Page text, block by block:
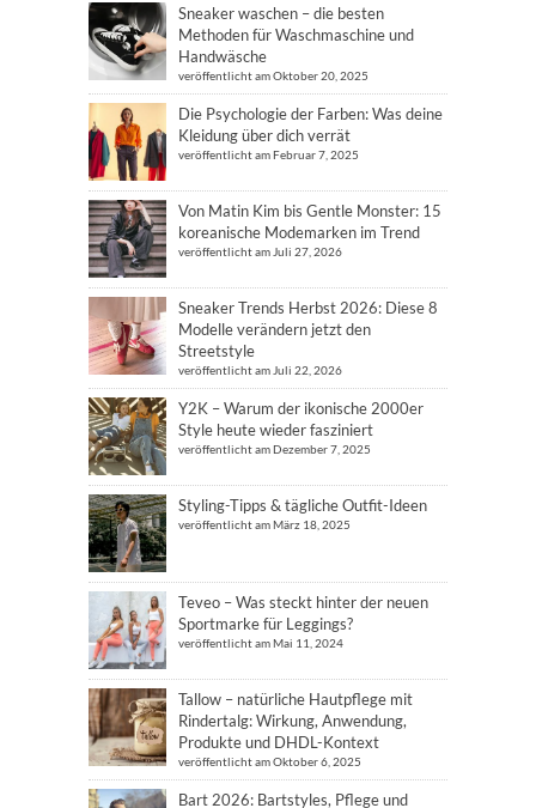
Sneaker waschen – die besten
Methoden für Waschmaschine und
Handwäsche
veröffentlicht am Oktober 20, 2025
Die Psychologie der Farben: Was deine
Kleidung über dich verrät
veröffentlicht am Februar 7, 2025
Von Matin Kim bis Gentle Monster: 15
koreanische Modemarken im Trend
veröffentlicht am Juli 27, 2026
Sneaker Trends Herbst 2026: Diese 8
Modelle verändern jetzt den
Streetstyle
veröffentlicht am Juli 22, 2026
Y2K – Warum der ikonische 2000er
Style heute wieder fasziniert
veröffentlicht am Dezember 7, 2025
Styling-Tipps & tägliche Outfit-Ideen
veröffentlicht am März 18, 2025
Teveo – Was steckt hinter der neuen
Sportmarke für Leggings?
veröffentlicht am Mai 11, 2024
Tallow – natürliche Hautpflege mit
Rindertalg: Wirkung, Anwendung,
Produkte und DHDL-Kontext
veröffentlicht am Oktober 6, 2025
Bart 2026: Bartstyles, Pflege und